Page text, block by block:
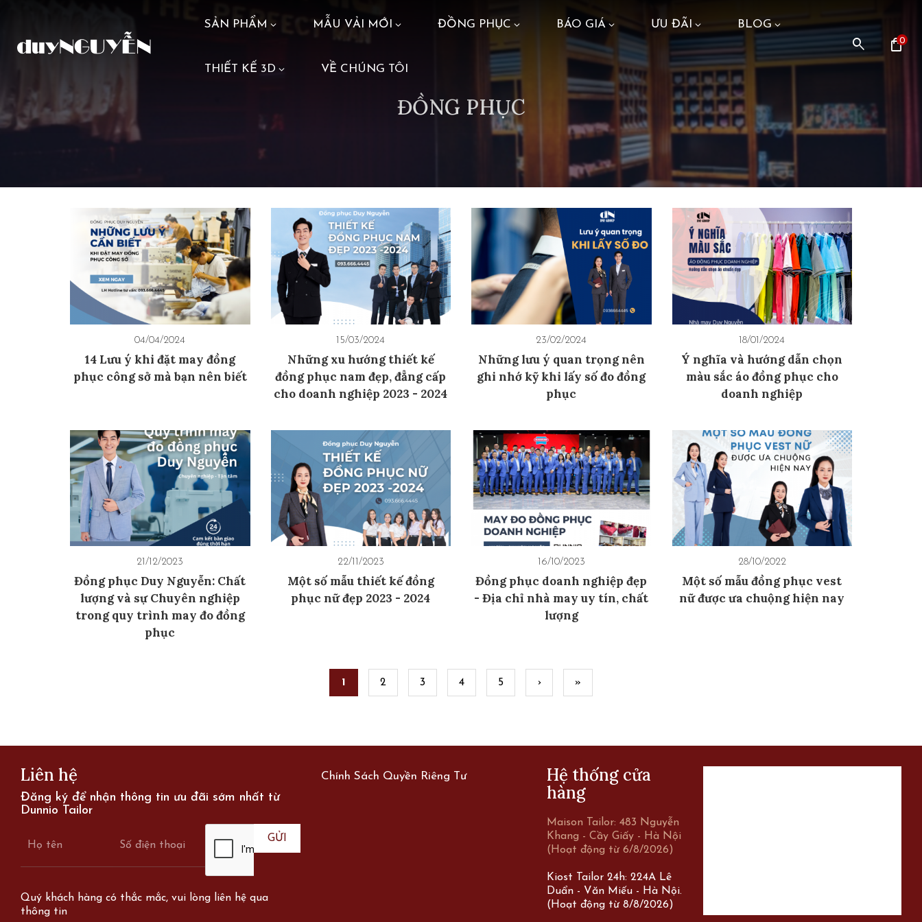
SẢN PHẨM MẪU VẢI MỚI ĐỒNG PHỤC BÁO GIÁ ƯU ĐÃI BLOG
THIẾT KẾ 3D VỀ CHÚNG TÔI
search shopping_bag
0
ĐỒNG PHỤC
04/04/2024
14 Lưu ý khi đặt may đồng
phục công sở mà bạn nên biết
15/03/2024
Những xu hướng thiết kế
đồng phục nam đẹp, đẳng cấp
cho doanh nghiệp 2023 - 2024
23/02/2024
Những lưu ý quan trọng nên
ghi nhớ kỹ khi lấy số đo đồng
phục
18/01/2024
Ý nghĩa và hướng dẫn chọn
màu sắc áo đồng phục cho
doanh nghiệp
21/12/2023
Đồng phục Duy Nguyễn: Chất
lượng và sự Chuyên nghiệp
trong quy trình may đo đồng
phục
22/11/2023
Một số mẫu thiết kế đồng
phục nữ đẹp 2023 - 2024
16/10/2023
Đồng phục doanh nghiệp đẹp
- Địa chỉ nhà may uy tín, chất
lượng
28/10/2022
Một số mẫu đồng phục vest
nữ được ưa chuộng hiện nay
1 2 3 4 5 › »
Liên hệ
Đăng ký để nhận thông tin ưu đãi sớm nhất từ
Dunnio Tailor
Quý khách hàng có thắc mắc, vui lòng liên hệ qua
thông tin
Chính Sách Quyền Riêng Tư
Hệ thống cửa
hàng
Maison Tailor: 483 Nguyễn
Khang - Cầy Giấy - Hà Nội
(Hoạt động từ 6/8/2026)
Kiost Tailor 24h: 224A Lê
Duẩn - Văn Miếu - Hà Nội.
(Hoạt động từ 8/8/2026)